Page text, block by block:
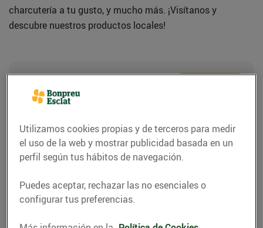
charcutería a tu gusto, y mucho más. ¡Visítanos y
descubre nuestros productos locales!
C. Capità Arenas, 58 (08034) Barcelona
Teléfono
936898670
Llamar
Utilizamos cookies propias y de terceros para medir
el uso de la web y mostrar publicidad basada en un
perfil según tus hábitos de navegación.
Puedes aceptar, rechazar las no esenciales o
configurar tus preferencias.